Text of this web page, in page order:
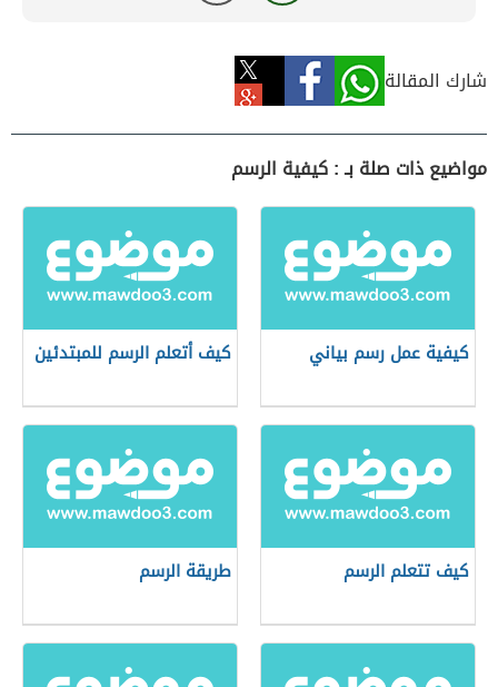
شارك المقالة
مواضيع ذات صلة بـ : كيفية الرسم
كيفية عمل رسم بياني كيف أتعلم الرسم للمبتدئين
كيف تتعلم الرسم طريقة الرسم